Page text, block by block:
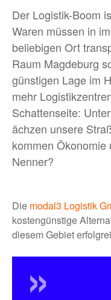
Der Logistik-Boom
Waren müssen in
beliebigen Ort
Raum Magdeburg
günstigen Lage im
mehr
Schattenseite:
ächzen unsere
kommen
Nenner?
Die modal3 Logistik
kostengünstige
diesem Gebiet